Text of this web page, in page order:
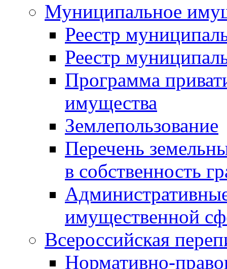
Муниципальное
Реестр
Реестр
Программа
имущества
Землепользование
Перечень
в собственность
имущественной
Всероссийская
Нормативно-